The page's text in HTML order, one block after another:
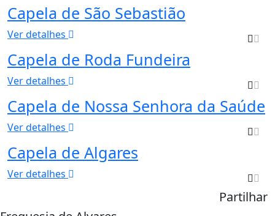
Capela de São Sebastião
Ver detalhes
Capela de Roda Fundeira
Ver detalhes
Capela de Nossa Senhora da Saúde
Ver detalhes
Capela de Algares
Ver detalhes
Partilhar